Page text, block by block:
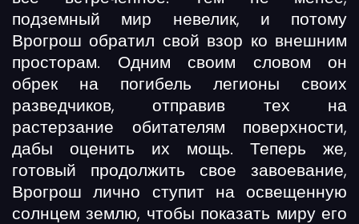
подземный мир невелик, и потому
Врогрош обратил свой взор ко внешним
просторам. Одним своим словом он
обрек на погибель легионы своих
разведчиков, отправив тех на
растерзание обитателям поверхности,
дабы оценить их мощь. Теперь же,
готовый продолжить свое завоевание,
Врогрош лично ступит на освещенную
солнцем землю, чтобы показать миру его